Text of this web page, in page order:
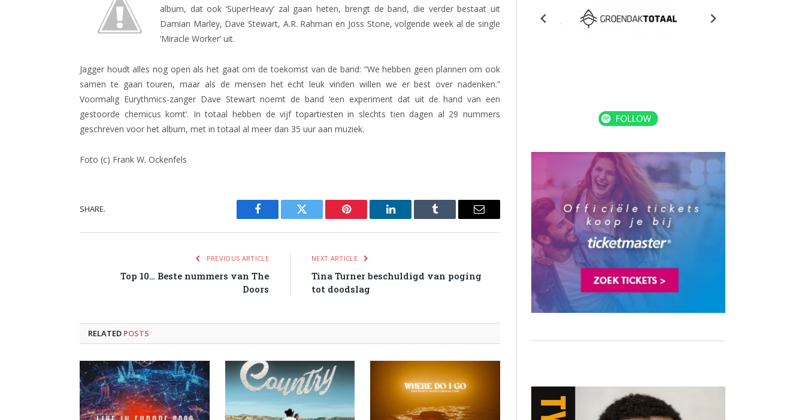
album, dat ook ‘SuperHeavy’ zal gaan heten, brengt de band, die verder bestaat uit
Damian Marley, Dave Stewart, A.R. Rahman en Joss Stone, volgende week al de single
‘Miracle Worker’ uit.
Jagger houdt alles nog open als het gaat om de toekomst van de band: “We hebben geen plannen om ook
samen te gaan touren, maar als de mensen het echt leuk vinden willen we er best over nadenken.”
Voormalig Eurythmics-zanger Dave Stewart noemt de band ‘een experiment dat uit de hand van een
gestoorde chemicus komt’. In totaal hebben de vijf topartiesten in slechts tien dagen al 29 nummers
geschreven voor het album, met in totaal al meer dan 35 uur aan muziek.
Foto (c) Frank W. Ockenfels
SHARE.
Facebook Twitter Pinterest LinkedIn Tumblr Email
PREVIOUS ARTICLE
Top 10… Beste nummers van The
Doors
NEXT ARTICLE
Tina Turner beschuldigd van poging
tot doodslag
RELATED POSTS